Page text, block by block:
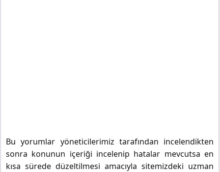
Bu yorumlar yöneticilerimiz tarafından incelendikten
sonra konunun içeriği incelenip hatalar mevcutsa en
kısa sürede düzeltilmesi amacıyla sitemizdeki uzman